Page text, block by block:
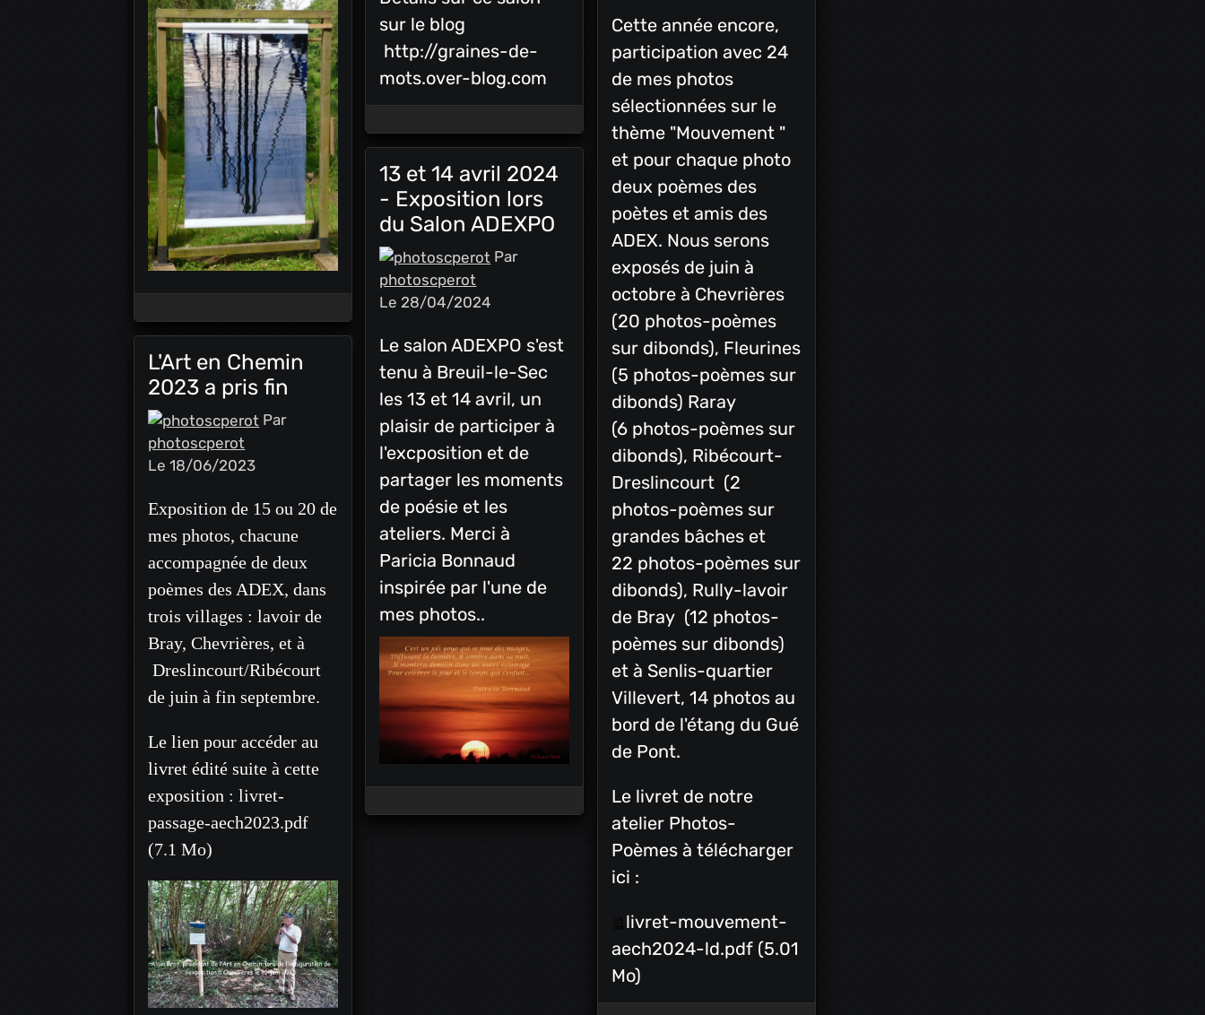
sur le blog
http://graines-de-
mots.over-blog.com
Cette année encore,
participation avec 24
de mes photos
sélectionnées sur le
thème "Mouvement "
et pour chaque photo
deux poèmes des
poètes et amis des
ADEX. Nous serons
exposés de juin à
octobre à Chevrières
(20 photos-poèmes
sur dibonds), Fleurines
(5 photos-poèmes sur
dibonds) Raray
(6 photos-poèmes sur
dibonds), Ribécourt-
Dreslincourt (2
photos-poèmes sur
grandes bâches et
22 photos-poèmes sur
dibonds), Rully-lavoir
de Bray (12 photos-
poèmes sur dibonds)
et à Senlis-quartier
Villevert, 14 photos au
bord de l'étang du Gué
de Pont.
Le livret de notre
atelier Photos-
Poèmes à télécharger
ici :
livret-mouvement-
aech2024-ld.pdf (5.01
Mo)
13 et 14 avril 2024
- Exposition lors
du Salon ADEXPO
Par
photoscperot
Le 28/04/2024
Le salon ADEXPO s'est
tenu à Breuil-le-Sec
les 13 et 14 avril, un
plaisir de participer à
l'excposition et de
partager les moments
de poésie et les
ateliers. Merci à
Paricia Bonnaud
inspirée par l'une de
mes photos..
L'Art en Chemin
2023 a pris fin
Par
photoscperot
Le 18/06/2023
Exposition de 15 ou 20 de
mes photos, chacune
accompagnée de deux
poèmes des ADEX, dans
trois villages : lavoir de
Bray, Chevrières, et à
Dreslincourt/Ribécourt
de juin à fin septembre.
Le lien pour accéder au
livret édité suite à cette
exposition :livret-
passage-aech2023.pdf
(7.1 Mo)